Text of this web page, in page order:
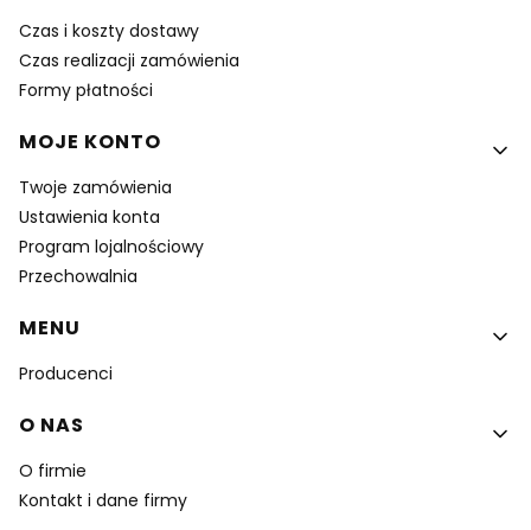
Czas i koszty dostawy
Czas realizacji zamówienia
Formy płatności
MOJE KONTO
Twoje zamówienia
Ustawienia konta
Program lojalnościowy
Przechowalnia
MENU
Producenci
O NAS
O firmie
Kontakt i dane firmy